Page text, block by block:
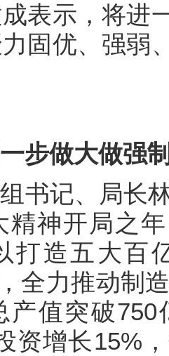
表示，将进
固优、强弱
步做大做强
书记、局长
精神开局之
打造五大百
全力推动制
产值突破
资增长15%